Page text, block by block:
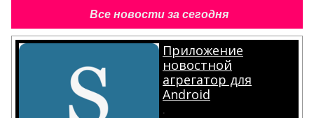
Все новости за сегодня
Приложение
новостной
агрегатор для
Android
.